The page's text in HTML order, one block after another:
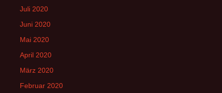
Juli 2020
Juni 2020
Mai 2020
April 2020
März 2020
Februar 2020